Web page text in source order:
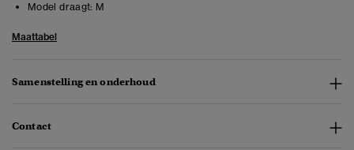
Model draagt: M
Maattabel
Samenstelling en onderhoud
Contact